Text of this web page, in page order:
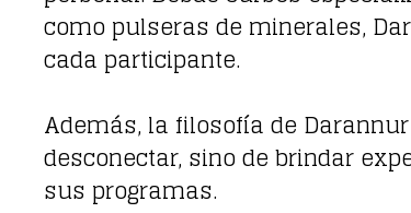
como pulseras de minerales,
cada participante.
Además, la filosofía de
desconectar, sino de brindar
sus programas.